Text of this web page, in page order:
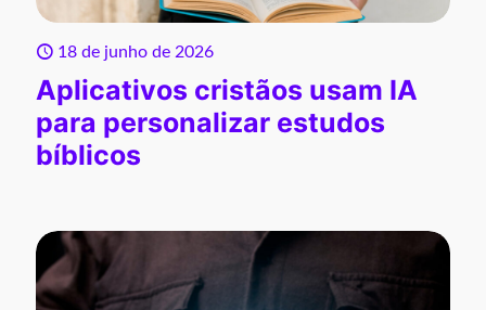
18 de junho de 2026
Aplicativos cristãos usam IA
para personalizar estudos
bíblicos